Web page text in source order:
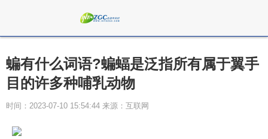
蝙有什么词语?蝙蝠是泛指所有属于翼手
目的许多种哺乳动物
时间：2023-07-10 15:54:44 来源：互联网